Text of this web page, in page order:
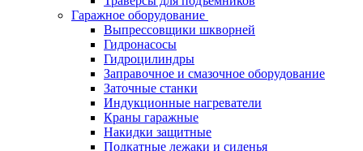
Гаражное оборудование
Выпрессовщики шкворней
Гидронасосы
Гидроцилиндры
Заправочное и смазочное оборудование
Заточные станки
Индукционные нагреватели
Краны гаражные
Накидки защитные
Подкатные лежаки и сиденья